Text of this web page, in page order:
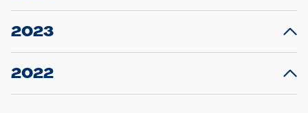
10.12.2024
Großprojekt S5: Sperrung der Bahnstraße in
2023
20.12.2023
Schleswig-Holstein verlängert den
2022
22.12.2022